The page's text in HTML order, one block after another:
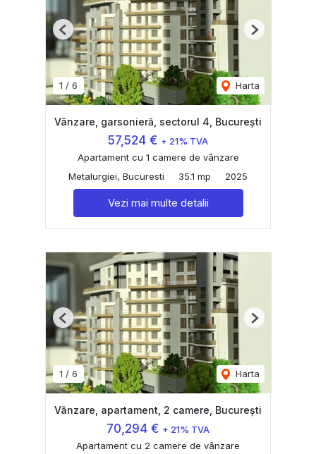
1 / 6 Harta
Previous Next
Vânzare, garsonieră, sectorul 4, București
57,524 € + 21% TVA
Apartament cu 1 camere de vânzare
Metalurgiei, Bucuresti
35.1 mp 2025
Vezi mai multe detalii
1 / 6 Harta
Previous Next
Vânzare, apartament, 2 camere, București
70,294 € + 21% TVA
Apartament cu 2 camere de vânzare